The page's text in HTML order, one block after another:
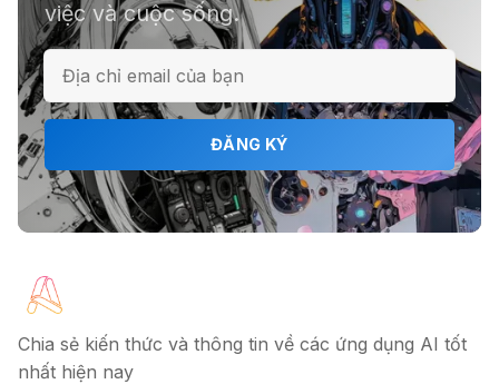
ℹ️ Napkin AI - Biến văn bản thành
infographic
🎗️ Logomaster.ai: Thiết kế logo
chuyên nghiệp trong 5 phút
việc và cuộc sống.
ĐĂNG KÝ
Chia sẻ kiến thức và thông tin về các ứng dụng AI tốt
nhất hiện nay